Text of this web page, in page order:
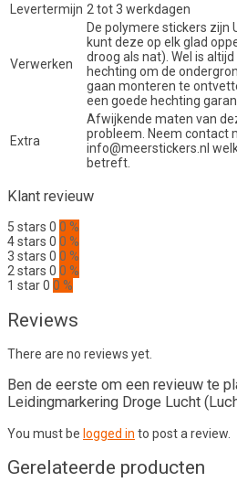
Levertermijn 2 tot 3 werkdagen
Verwerken
De polymere stickers zijn
kunt deze op elk glad
droog als nat). Wel is
hechting om de
gaan monteren te
een goede hechting
Extra
Afwijkende maten van
probleem. Neem contact
info@meerstickers.nl
betreft.
Klant revieuw
5 stars 0 0 %
4 stars 0 0 %
3 stars 0 0 %
2 stars 0 0 %
1 star0 0 %
Reviews
There are no reviews yet.
Ben de eerste om een revieuw te
Leidingmarkering Droge Lucht
You must be logged in to post a review.
Gerelateerde producten